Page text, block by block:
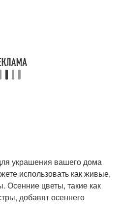
Осенние игры
украшения вашего дома
использовать как живые,
Осенние цветы, такие как
добавят осеннего